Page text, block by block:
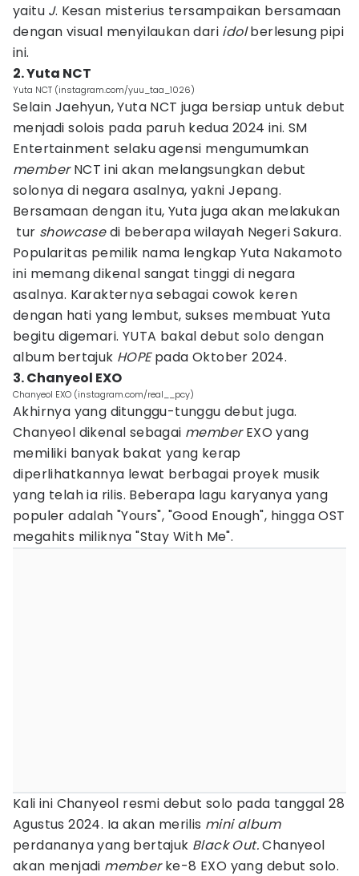
yaitu J. Kesan misterius tersampaikan bersamaan
dengan visual menyilaukan dari idolberlesung pipi
ini.
2. Yuta NCT
Yuta NCT (instagram.com/yuu_taa_1026)
Selain Jaehyun, Yuta NCT juga bersiap untuk debut
menjadi solois pada paruh kedua 2024 ini. SM
Entertainment selaku agensi mengumumkan
memberNCT ini akan melangsungkan debut
solonya di negara asalnya, yakni Jepang.
Bersamaan dengan itu, Yuta juga akan melakukan
tur showcasedi beberapa wilayah Negeri Sakura.
Popularitas pemilik nama lengkap Yuta Nakamoto
ini memang dikenal sangat tinggi di negara
asalnya. Karakternya sebagai cowok keren
dengan hati yang lembut, sukses membuat Yuta
begitu digemari. YUTA bakal debut solo dengan
album bertajuk HOPEpada Oktober 2024.
3. Chanyeol EXO
Chanyeol EXO (instagram.com/real__pcy)
Akhirnya yang ditunggu-tunggu debut juga.
Chanyeol dikenal sebagai memberEXO yang
memiliki banyak bakat yang kerap
diperlihatkannya lewat berbagai proyek musik
yang telah ia rilis. Beberapa lagu karyanya yang
populer adalah "Yours", "Good Enough", hingga OST
megahits miliknya "Stay With Me".
Kali ini Chanyeol resmi debut solo pada tanggal 28
Agustus 2024. Ia akan merilis mini album
perdananya yang bertajuk Black Out.Chanyeol
akan menjadi memberke-8 EXO yang debut solo.